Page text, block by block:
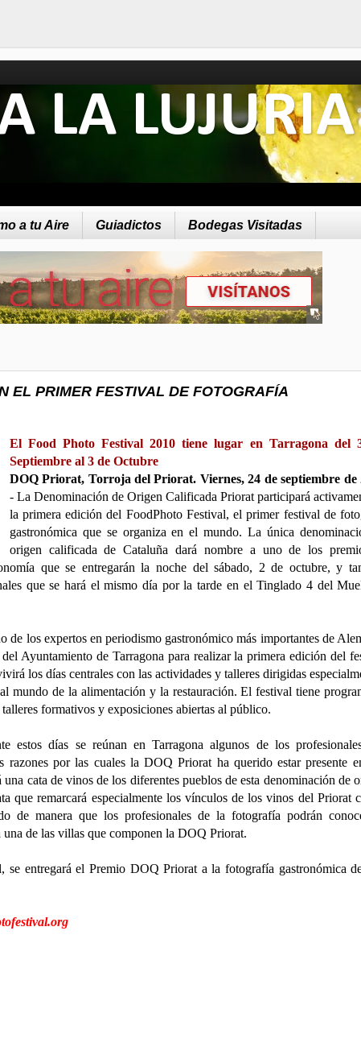
LA LUJURIA
a tu Aire Guiadictos Bodegas Visitadas
EL PRIMER FESTIVAL DE FOTOGRAFÍA
El Food Photo Festival 2010 tiene lugar en Tarragona del
Septiembre al 3 de Octubre
DOQ Priorat, Torroja del Priorat. Viernes, 24 de septiembre de
- La Denominación de Origen Calificada Priorat participará
la primera edición del FoodPhoto Festival, el primer festival de
gastronómica que se organiza en el mundo. La única
origen calificada de Cataluña dará nombre a uno de los
que se entregarán la noche del sábado, 2 de octubre, y
que se hará el mismo día por la tarde en el Tinglado 4 del
de los expertos en periodismo gastronómico más importantes de
Ayuntamiento de Tarragona para realizar la primera edición del
los días centrales con las actividades y talleres dirigidas
mundo de la alimentación y la restauración. El festival tiene
formativos y exposiciones abiertas al público.
estos días se reúnan en Tarragona algunos de los
por las cuales la DOQ Priorat ha querido estar presente
cata de vinos de los diferentes pueblos de esta denominación de
remarcará especialmente los vínculos de los vinos del Priorat
de manera que los profesionales de la fotografía podrán
de las villas que componen la DOQ Priorat.
entregará el Premio DOQ Priorat a la fotografía gastronómica